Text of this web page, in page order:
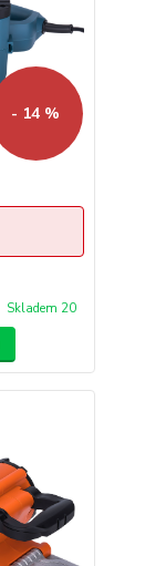
- 14 %
Skladem 20